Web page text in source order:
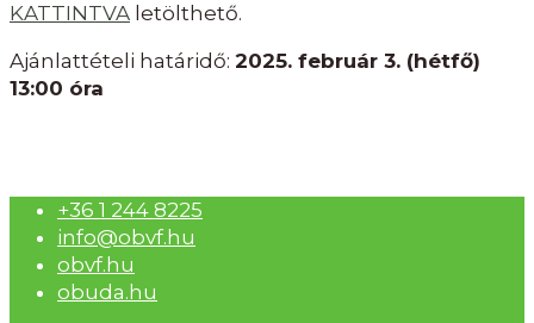
KATTINTVA letölthető.
Ajánlattételi határidő: 2025. február 3. (hétfő)
13:00 óra
+36 1 244 8225
info@obvf.hu
obvf.hu
obuda.hu